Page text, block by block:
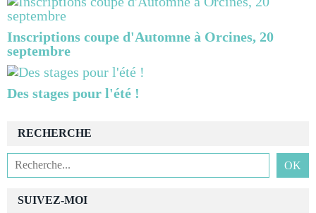
Inscriptions coupe d'Automne à Orcines, 20
septembre
Des stages pour l'été !
SUIVEZ-MOI
RECHERCHE